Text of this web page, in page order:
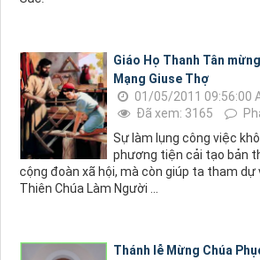
Giáo Họ Thanh Tân
Mạng Giuse Thợ
01/05/2011 09:56:00
Đã xem: 3165
Sự làm lụng công việc
phương tiện cải tạo bản
cộng đoàn xã hội, mà còn giúp ta tham dự
Thiên Chúa Làm Người ...
Thánh lễ Mừng Chúa